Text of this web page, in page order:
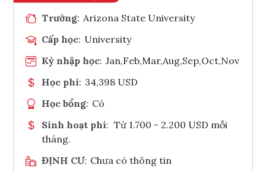
Trường: Arizona State University
Cấp học: University
Kỳ nhập học: Jan,Feb,Mar,Aug,Sep,Oct,Nov
Học phí: 34,398 USD
Học bổng: Có
Sinh hoạt phí: Từ 1.700 - 2.200 USD mỗi
tháng.
ĐỊNH CƯ: Chưa có thông tin